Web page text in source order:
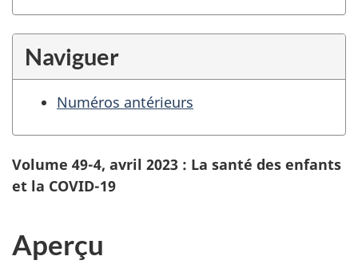
Naviguer
Numéros antérieurs
Volume 49-4, avril 2023 : La santé des enfants
et la COVID-19
Aperçu